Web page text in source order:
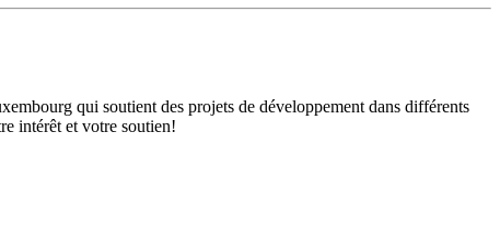
qui soutient des projets de développement dans différents
intérêt et votre soutien!